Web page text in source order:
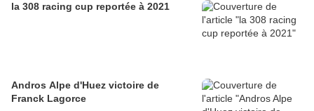
la 308 racing cup reportée à 2021
Andros Alpe d'Huez victoire de
Franck Lagorce